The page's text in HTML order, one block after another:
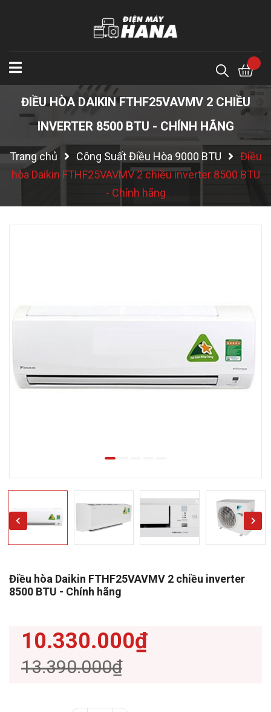
ĐIỀU HÒA DAIKIN FTHF25VAVMV 2 CHIỀU
INVERTER 8500 BTU - CHÍNH HÃNG
Trang chủ Công Suất Điều Hòa 9000 BTU
Điều
hòa Daikin FTHF25VAVMV 2 chiều inverter 8500 BTU
- Chính hãng
Điều hòa Daikin FTHF25VAVMV 2 chiều inverter
8500 BTU - Chính hãng
10.330.000₫
13.390.000₫